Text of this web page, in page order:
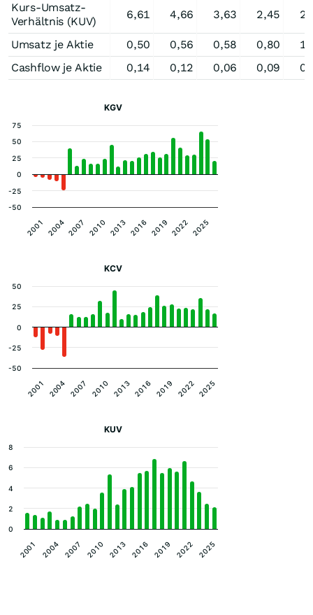
Kurs-Umsatz-
Verhältnis (KUV)
6,61 4,66 3,63 2,45
Umsatz je Aktie 0,50 0,56 0,58 0,80
Cashflow je Aktie
0,14 0,12 0,06 0,09
KGV
2001 2004 2007 2010 2013 2016 2019 2022 2025
0
-50
-25
25
50
75
KCV
2001 2004 2007 2010 2013 2016 2019 2022 2025
0
-50
-25
25
50
KUV
2001 2004 2007 2010 2013 2016 2019 2022 2025
0
2
4
6
8